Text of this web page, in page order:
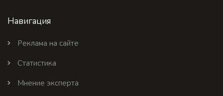
Навигация
Реклама на сайте
Статистика
Мнение эксперта